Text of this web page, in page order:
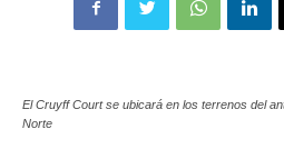
El Cruyff Court se ubicará en los terrenos del
Norte